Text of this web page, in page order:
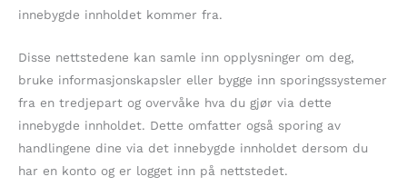
innebygde innholdet kommer fra.
Disse nettstedene kan samle inn opplysninger om deg,
bruke informasjonskapsler eller bygge inn sporingssystemer
fra en tredjepart og overvåke hva du gjør via dette
innebygde innholdet. Dette omfatter også sporing av
handlingene dine via det innebygde innholdet dersom du
har en konto og er logget inn på nettstedet.